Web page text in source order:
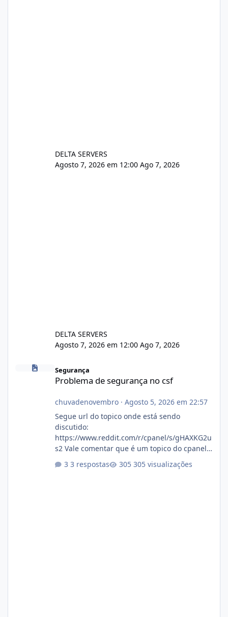
DELTA SERVERS
Agosto 7, 2026 em 12:00 Ago 7, 2026
DELTA SERVERS
Agosto 7, 2026 em 12:00 Ago 7, 2026
Problema de segurança no csf
Segurança
Problema de segurança no csf
chuvadenovembro· Agosto 5, 2026 em 22:57
Segue url do topico onde está sendo
discutido:
https://www.reddit.com/r/cpanel/s/gHAXKG2u
s2 Vale comentar que é um topico do cpanel...
Não sei como ta a pegada no da.
3 respostas 305 visualizações